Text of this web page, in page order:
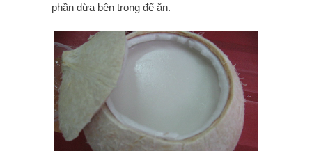
phần dừa bên trong để ăn.